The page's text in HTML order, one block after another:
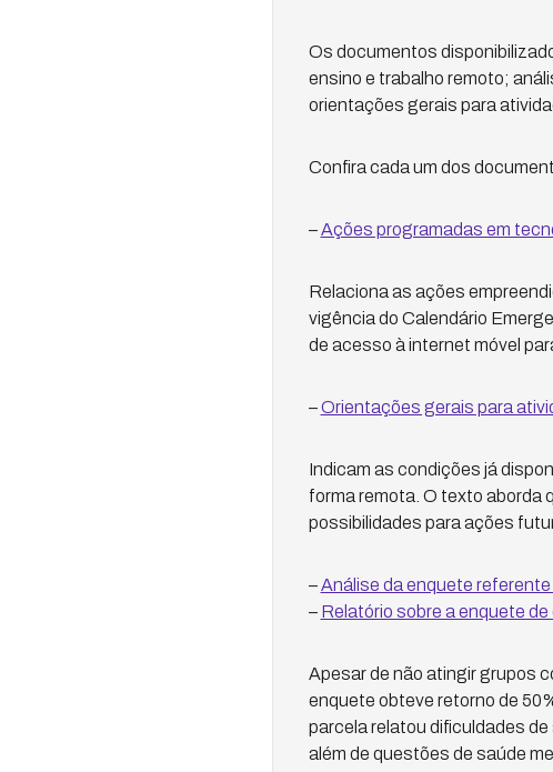
Os documentos
ensino e trabalho remoto;
orientações gerais para
Confira cada um dos
–Ações programadas em
Relaciona as ações
vigência do Calendário
de acesso à internet móvel
–Orientações gerais para
Indicam as condições já
forma remota. O texto aborda
possibilidades para ações
–Análise da enquete
– Relatório sobre a enquete
Apesar de não atingir grupos
enquete obteve retorno de
parcela relatou dificuldades
além de questões de saúde